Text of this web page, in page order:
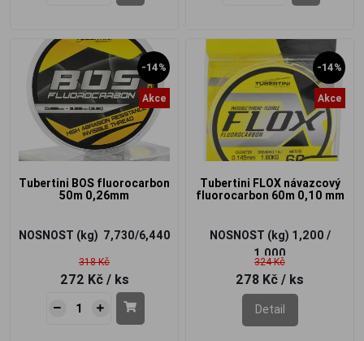
-14%
Akce
Tubertini BOS fluorocarbon
50m 0,26mm
NOSNOST (kg) 7,730/6,440
318 Kč
272 Kč / ks
-14%
Akce
Tubertini FLOX návazcový
fluorocarbon 60m 0,10 mm
NOSNOST (kg) 1,200 /
1,000
324 Kč
278 Kč / ks
Detail